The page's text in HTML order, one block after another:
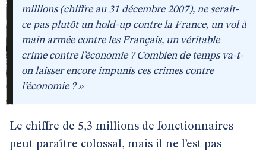
millions (chiffre au 31 décembre 2007), ne serait-
ce pas plutôt un hold-up contre la France, un vol à
main armée contre les Français, un véritable
crime contre l’économie ? Combien de temps va-t-
on laisser encore impunis ces crimes contre
l’économie ? »
Le chiffre de 5,3 millions de fonctionnaires
peut paraître colossal, mais il ne l’est pas